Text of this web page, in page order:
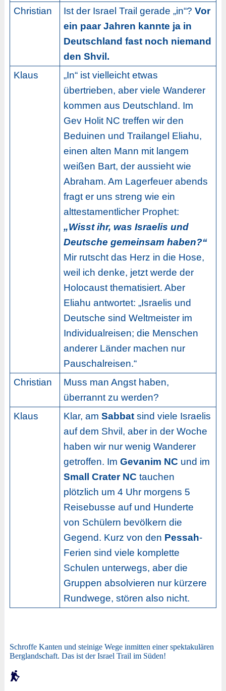
Christian Ist der Israel Trail gerade „in“?Vor
ein paar Jahren kannte ja in
Deutschland fast noch niemand
den Shvil.
Klaus
„In“ ist vielleicht etwas
übertrieben, aber viele Wanderer
kommen aus Deutschland. Im
Gev Holit NC treffen wir den
Beduinen und Trailangel Eliahu,
einen alten Mann mit langem
weißen Bart, der aussieht wie
Abraham. Am Lagerfeuer abends
fragt er uns streng wie ein
alttestamentlicher Prophet:
„Wisst ihr, was Israelis und
Deutsche gemeinsam haben?“
Mir rutscht das Herz in die Hose,
weil ich denke, jetzt werde der
Holocaust thematisiert. Aber
Eliahu antwortet: „Israelis und
Deutsche sind Weltmeister im
Individualreisen; die Menschen
anderer Länder machen nur
Pauschalreisen.“
Christian
Muss man Angst haben,
überrannt zu werden?
Klaus
Klar, amSabbat sind viele Israelis
auf dem Shvil, aber in der Woche
haben wir nur wenig Wanderer
getroffen. ImGevanim NC und im
Small Crater NC tauchen
plötzlich um 4 Uhr morgens 5
Reisebusse auf und Hunderte
von Schülern bevölkern die
Gegend. Kurz von den Pessah-
Ferien sind viele komplette
Schulen unterwegs, aber die
Gruppen absolvieren nur kürzere
Rundwege, stören also nicht.
Schroffe Kanten und steinige Wege inmitten einer spektakulären
Berglandschaft. Das ist der Israel Trail im Süden!